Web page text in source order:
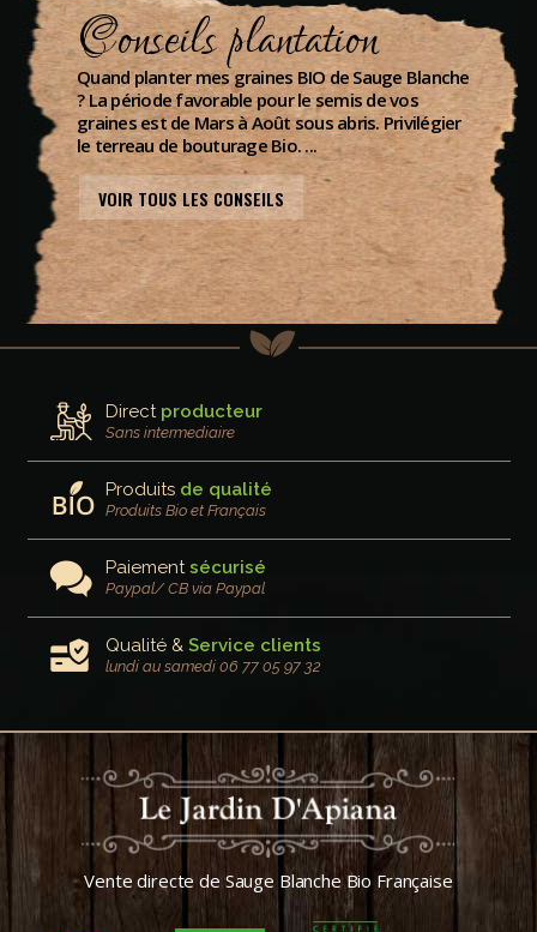
Conseils plantation
Quand planter mes graines BIO de Sauge Blanche
? La période favorable pour le semis de vos
graines est de Mars à Août sous abris. Privilégier
le terreau de bouturage Bio. ...
VOIR TOUS LES CONSEILS
Direct producteur
Sans intermediaire
Produits de qualité
Produits Bio et Français
Paiementsécurisé
Paypal/ CB via Paypal
Qualité & Service clients
lundi au samedi 06 77 05 97 32
Vente directe de Sauge Blanche Bio Française